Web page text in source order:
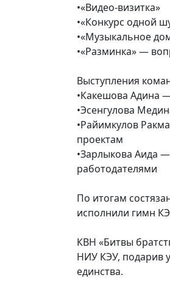
•«Видео-визитка»
•«Конкурс одной
•«Музыкальное
•«Разминка» —
Выступления
•Какешова Адина
•Эсенгулова
•Райимкулов
проектам
•Зарлыкова Аида
работодателями
По итогам
исполнили гимн
КВН «Битвы
НИУ КЭУ, подарив
единства.